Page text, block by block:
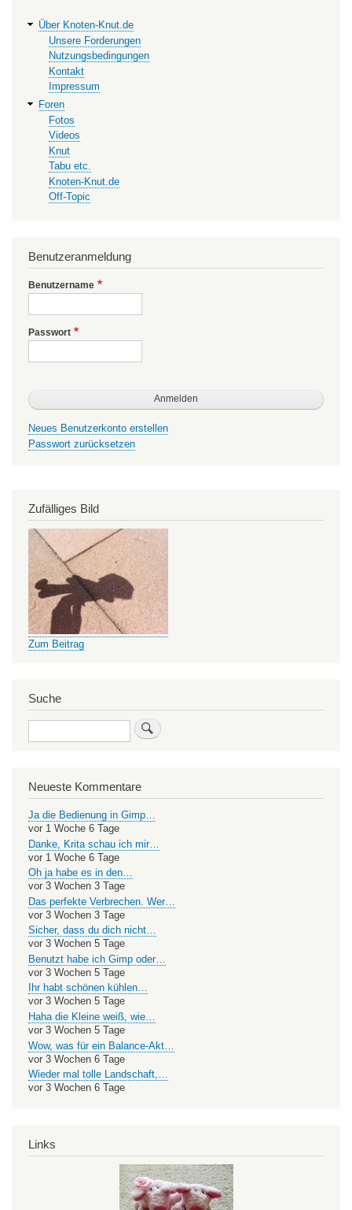
Hauptnavigation
Über Knoten-Knut.de
Unsere Forderungen
Nutzungsbedingungen
Kontakt
Impressum
Foren
Fotos
Videos
Knut
Tabu etc.
Knoten-Knut.de
Off-Topic
Benutzeranmeldung
Benutzername
Passwort
Neues Benutzerkonto erstellen
Passwort zurücksetzen
Zufälliges Bild
Zum Beitrag
Suche
Search
Neueste Kommentare
Ja die Bedienung in Gimp…
vor 1 Woche 6 Tage
Danke, Krita schau ich mir…
vor 1 Woche 6 Tage
Oh ja habe es in den…
vor 3 Wochen 3 Tage
Das perfekte Verbrechen. Wer…
vor 3 Wochen 3 Tage
Sicher, dass du dich nicht…
vor 3 Wochen 5 Tage
Benutzt habe ich Gimp oder…
vor 3 Wochen 5 Tage
Ihr habt schönen kühlen…
vor 3 Wochen 5 Tage
Haha die Kleine weiß, wie…
vor 3 Wochen 5 Tage
Wow, was für ein Balance-Akt…
vor 3 Wochen 6 Tage
Wieder mal tolle Landschaft,…
vor 3 Wochen 6 Tage
Links